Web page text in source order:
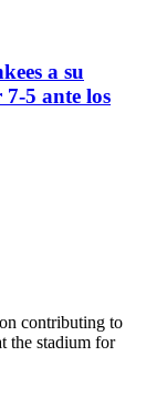
a su
5 ante los
contributing to
the stadium for